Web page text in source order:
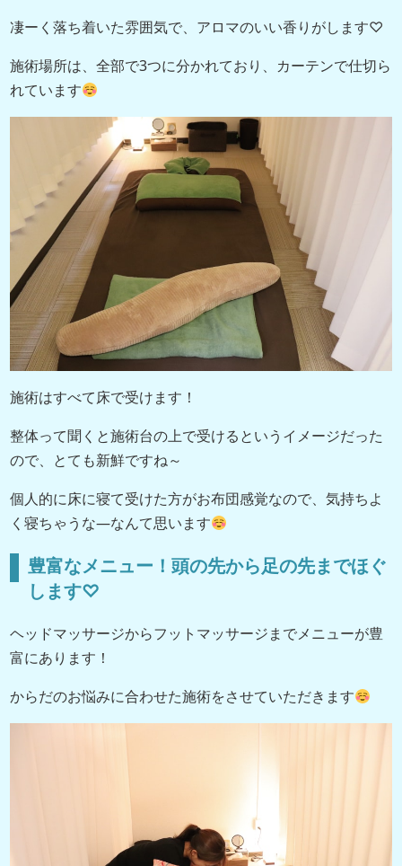
凄ーく落ち着いた雰囲気で、アロマのいい香りがします♡
施術場所は、全部で3つに分かれており、カーテンで仕切ら
れています
施術はすべて床で受けます！
整体って聞くと施術台の上で受けるというイメージだった
ので、とても新鮮ですね～
個人的に床に寝て受けた方がお布団感覚なので、気持ちよ
く寝ちゃうな―なんて思います
豊富なメニュー！頭の先から足の先までほぐ
します♡
ヘッドマッサージからフットマッサージまでメニューが豊
富にあります！
からだのお悩みに合わせた施術をさせていただきます